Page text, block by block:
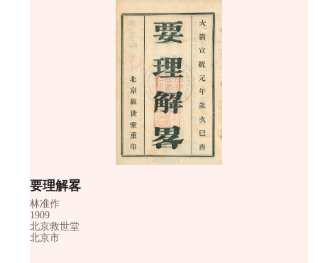
要理解畧
林准作
1909
北京救世堂
北京市